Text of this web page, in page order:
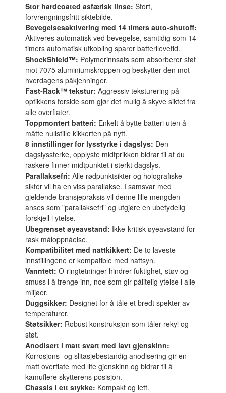
Stor hardcoated asfærisk linse: Stort,
forvrengningsfritt siktebilde.
Bevegelsesaktivering med 14 timers auto-shutoff:
Aktiveres automatisk ved bevegelse, samtidig som 14
timers automatisk utkobling sparer batterilevetid.
ShockShield™: Polymerinnsats som absorberer støt
mot 7075 aluminiumskroppen og beskytter den mot
hverdagens påkjenninger.
Fast-Rack™ tekstur: Aggressiv teksturering på
optikkens forside som gjør det mulig å skyve siktet fra
alle overflater.
Toppmontert batteri: Enkelt å bytte batteri uten å
måtte nullstille kikkerten på nytt.
8 innstillinger for lysstyrke i dagslys: Den
dagslyssterke, opplyste midtprikken bidrar til at du
raskere finner midtpunktet i sterkt dagslys.
Parallaksefri: Alle rødpunktsikter og holografiske
sikter vil ha en viss parallakse. I samsvar med
gjeldende bransjepraksis vil denne lille mengden
anses som "parallaksefri" og utgjøre en ubetydelig
forskjell i ytelse.
Ubegrenset øyeavstand: Ikke-kritisk øyeavstand for
rask måloppnåelse.
Kompatibilitet med nattkikkert: De to laveste
innstillingene er kompatible med nattsyn.
Vanntett: O-ringtetninger hindrer fuktighet, støv og
smuss i å trenge inn, noe som gir pålitelig ytelse i alle
miljøer.
Duggsikker: Designet for å tåle et bredt spekter av
temperaturer.
Støtsikker: Robust konstruksjon som tåler rekyl og
støt.
Anodisert i matt svart med lavt gjenskinn:
Korrosjons- og slitasjebestandig anodisering gir en
matt overflate med lite gjenskinn og bidrar til å
kamuflere skytterens posisjon.
Chassis i ett stykke: Kompakt og lett.